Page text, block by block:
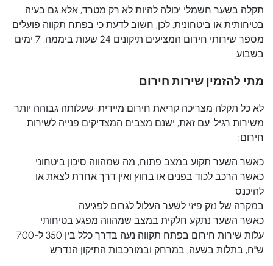
תקלה בשער חשמלי יכולה להיות לא רק מטרד, אלא גם בעיה
בטיחותית או ביטחונית. לכן, חשוב לדעת כי בפתח תקווה פועלים
מספר שירותי חירום המציעים תיקונים 24 שעות ביממה, 7 ימים
בשבוע.
מתי להזמין שירות חירום
לא כל תקלה מצריכה קריאת חירום מיידית, שעלותה גבוהה יותר
משירות רגיל. עם זאת, ישנם מצבים המצדיקים פנייה לשירות
חירום:
כאשר השער תקוע במצב פתוח, מה שמהווה סיכון ביטחוני
כאשר הרכב לכוד בפנים או בחוץ ואין דרך אחרת לצאת או
להיכנס
במקרה של נזק פיזי לשער העלול לגרום לפגיעה
כאשר השער נתקע חלקית במצב שמהווה מפגע בטיחותי
עלות שירות חירום בפתח תקווה נעה בדרך כלל בין 350 ל-700
ש"ח, בתלות בשעה, במרחק ובמורכבות התיקון הנדרש.